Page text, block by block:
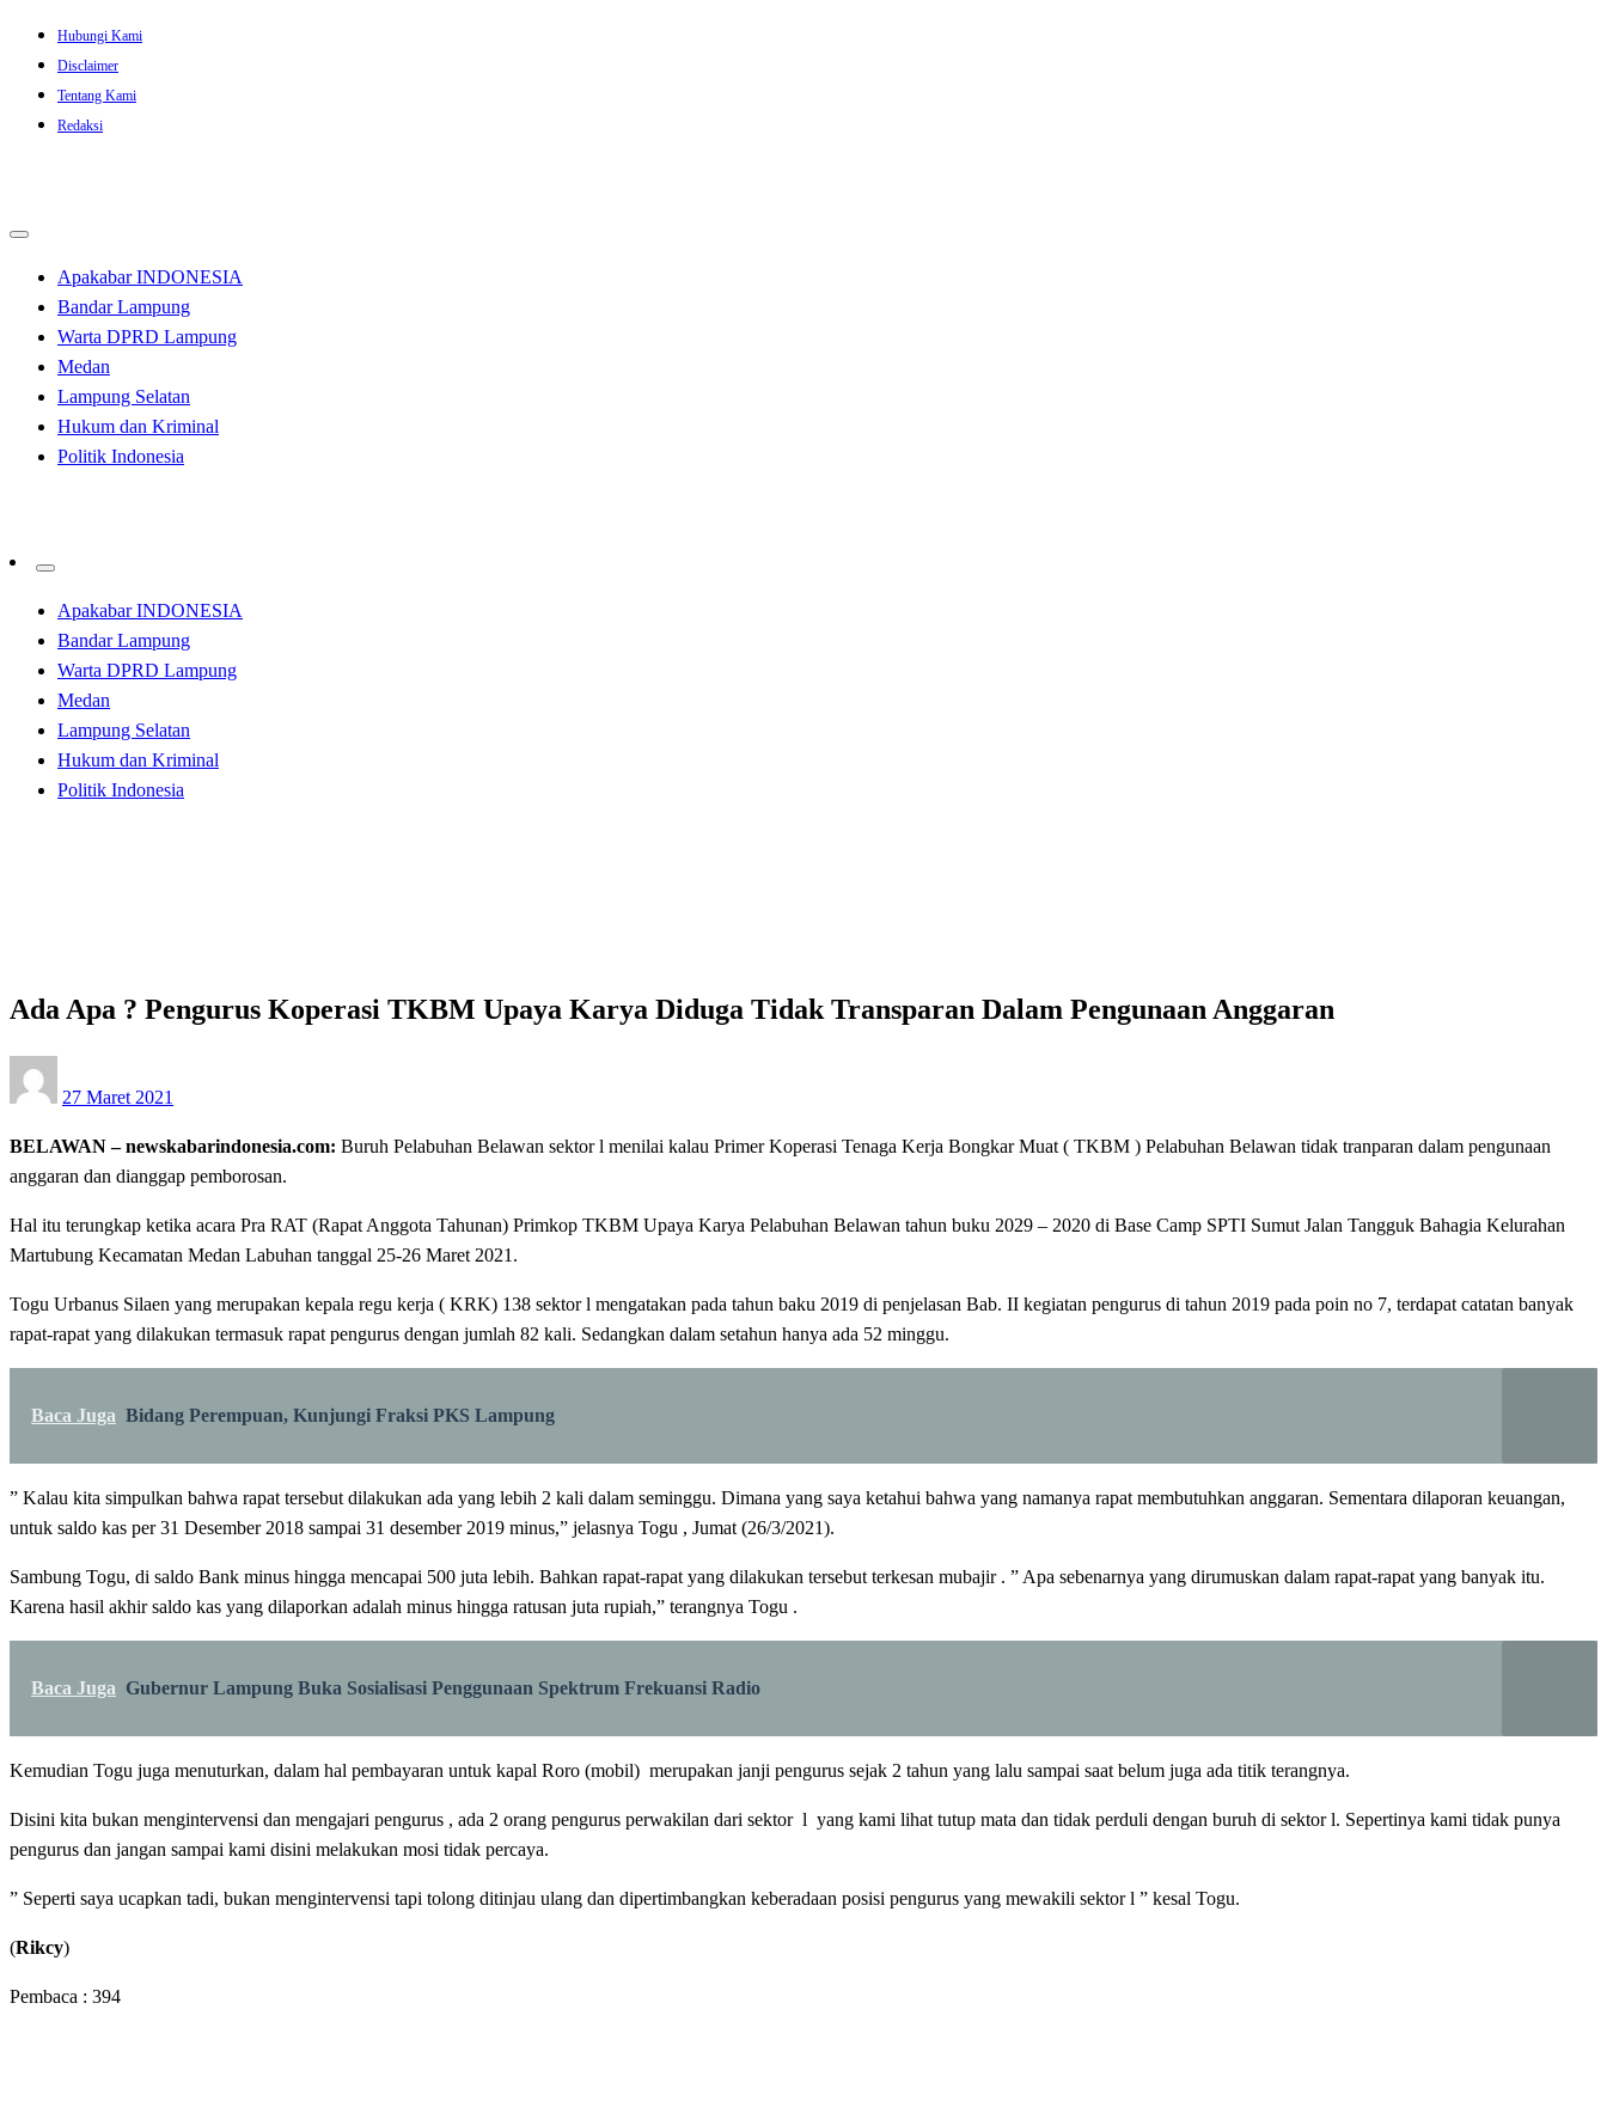
Skip
content
Hubungi Kami
Disclaimer
Tentang Kami
Redaksi
Apakabar INDONESIA
Bandar Lampung
Warta DPRD Lampung
Medan
Lampung Selatan
Hukum dan Kriminal
Politik Indonesia
Apakabar INDONESIA
Bandar Lampung
Warta DPRD Lampung
Medan
Lampung Selatan
Hukum dan Kriminal
Politik Indonesia
Ada Apa ? Pengurus Koperasi TKBM Upaya Karya Diduga Tidak Transparan Dalam Pengunaan Anggaran
on
27 Maret 2021
BELAWAN – newskabarindonesia.com: Buruh Pelabuhan Belawan sektor l menilai kalau Primer Koperasi Tenaga Kerja Bongkar Muat ( TKBM ) Pelabuhan Belawan tidak tranparan dalam pengunaan
anggaran dan dianggap pemborosan.
Hal itu terungkap ketika acara Pra RAT (Rapat Anggota Tahunan) Primkop TKBM Upaya Karya Pelabuhan Belawan tahun buku 2029 – 2020 di Base Camp SPTI Sumut Jalan Tangguk Bahagia Kelurahan
Martubung Kecamatan Medan Labuhan tanggal 25-26 Maret 2021.
Togu Urbanus Silaen yang merupakan kepala regu kerja ( KRK) 138 sektor l mengatakan pada tahun baku 2019 di penjelasan Bab. II kegiatan pengurus di tahun 2019 pada poin no 7, terdapat catatan banyak
rapat-rapat yang dilakukan termasuk rapat pengurus dengan jumlah 82 kali. Sedangkan dalam setahun hanya ada 52 minggu.
Baca Juga Bidang Perempuan, Kunjungi Fraksi PKS Lampung
” Kalau kita simpulkan bahwa rapat tersebut dilakukan ada yang lebih 2 kali dalam seminggu. Dimana yang saya ketahui bahwa yang namanya rapat membutuhkan anggaran. Sementara dilaporan keuangan,
untuk saldo kas per 31 Desember 2018 sampai 31 desember 2019 minus,” jelasnya Togu , Jumat (26/3/2021).
Sambung Togu, di saldo Bank minus hingga mencapai 500 juta lebih. Bahkan rapat-rapat yang dilakukan tersebut terkesan mubajir . ” Apa sebenarnya yang dirumuskan dalam rapat-rapat yang banyak itu.
Karena hasil akhir saldo kas yang dilaporkan adalah minus hingga ratusan juta rupiah,” terangnya Togu .
Baca Juga Gubernur Lampung Buka Sosialisasi Penggunaan Spektrum Frekuansi Radio
Kemudian Togu juga menuturkan, dalam hal pembayaran untuk kapal Roro (mobil) merupakan janji pengurus sejak 2 tahun yang lalu sampai saat belum juga ada titik terangnya.
Disini kita bukan mengintervensi dan mengajari pengurus , ada 2 orang pengurus perwakilan dari sektor l yang kami lihat tutup mata dan tidak perduli dengan buruh di sektor l. Sepertinya kami tidak punya
pengurus dan jangan sampai kami disini melakukan mosi tidak percaya.
” Seperti saya ucapkan tadi, bukan mengintervensi tapi tolong ditinjau ulang dan dipertimbangkan keberadaan posisi pengurus yang mewakili sektor l ” kesal Togu.
(Rikcy)
Pembaca : 394